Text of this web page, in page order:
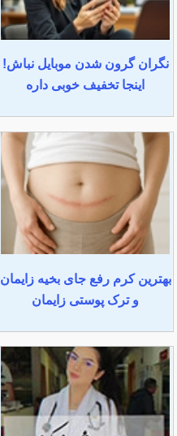
نگران گرون شدن موبایل نباش!
اینجا تخفیف خوبی داره
بهترین کرم رفع جای بخیه زایمان
و ترک پوستی زایمان